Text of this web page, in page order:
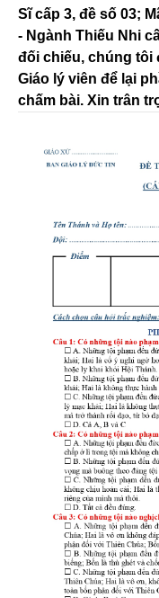
Sĩ cấp 3, đề số 03;
- Ngành Thiếu Nhi
đối chiếu, chúng tôi
Giáo lý viên để lại
chấm bài. Xin trân